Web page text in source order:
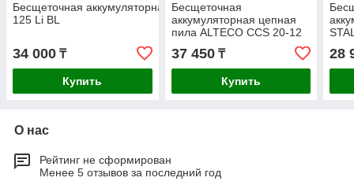
Бесщеточная аккумуляторная угловая шлифмашина STALKER
125 Li BL
34 000 ₸
Купить
Бесщеточная
аккумуляторная цепная
пила ALTECO CCS 20-12
Li BL Solo (Без АКБ и ЗУ)
37 450₸
Купить
28
О нас
Рейтинг не сформирован
Менее 5 отзывов за последний год